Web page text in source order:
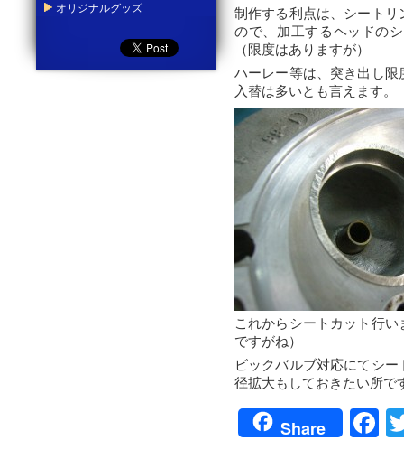
制作する利点は、シート
ので、加工するヘッドの
（限度はありますが）
ハーレー等は、突き出し
入替は多いとも言えます。
これからシートカット行
ですがね）
ビックバルブ対応にてシ
径拡大もしておきたい所で
Share
オリジナルグッズ